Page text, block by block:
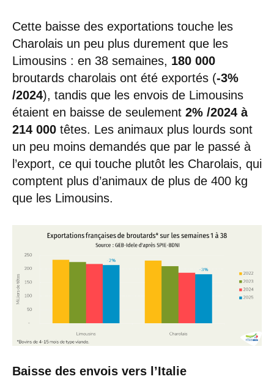
Cette baisse des exportations touche les
Charolais un peu plus durement que les
Limousins : en 38 semaines, 180 000
broutards charolais ont été exportés (-3%
/2024), tandis que les envois de Limousins
étaient en baisse de seulement 2% /2024 à
214 000 têtes. Les animaux plus lourds sont
un peu moins demandés que par le passé à
l’export, ce qui touche plutôt les Charolais, qui
comptent plus d’animaux de plus de 400 kg
que les Limousins.
Baisse des envois vers l’Italie